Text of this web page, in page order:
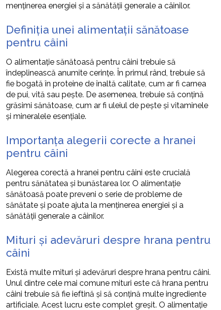
menținerea energiei și a sănătății generale a câinilor.
Definiția unei alimentații sănătoase
pentru câini
O alimentație sănătoasă pentru câini trebuie să
îndeplinească anumite cerințe. În primul rând, trebuie să
fie bogată în proteine de înaltă calitate, cum ar fi carnea
de pui, vită sau pește. De asemenea, trebuie să conțină
grăsimi sănătoase, cum ar fi uleiul de pește și vitaminele
și mineralele esențiale.
Importanța alegerii corecte a hranei
pentru câini
Alegerea corectă a hranei pentru câini este crucială
pentru sănătatea și bunăstarea lor. O alimentație
sănătoasă poate preveni o serie de probleme de
sănătate și poate ajuta la menținerea energiei și a
sănătății generale a câinilor.
Mituri și adevăruri despre hrana pentru
câini
Există multe mituri și adevăruri despre hrana pentru câini.
Unul dintre cele mai comune mituri este că hrana pentru
câini trebuie să fie ieftină și să conțină multe ingrediente
artificiale. Acest lucru este complet greșit. O alimentație